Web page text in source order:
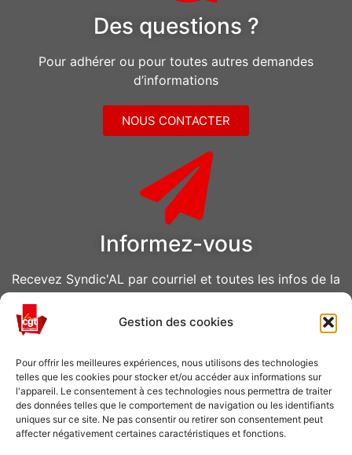
Gestion des cookies
Pour offrir les meilleures expériences, nous utilisons des technologies
telles que les cookies pour stocker et/ou accéder aux informations sur
l'appareil. Le consentement à ces technologies nous permettra de traiter
des données telles que le comportement de navigation ou les identifiants
uniques sur ce site. Ne pas consentir ou retirer son consentement peut
affecter négativement certaines caractéristiques et fonctions.
Des questions ?
Pour adhérer ou pour toutes autres demandes
d’informations
NOUS CONTACTER
Informez-vous
Recevez Syndic'AL par courriel et toutes les infos de la
CGT Air Liquide